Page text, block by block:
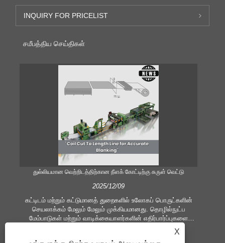
INQUIRY FOR PRICELIST
சமீபத்திய செய்திகள்
துல்லியமான வெற்றிடத்திற்கான நீளக் கோட்டிற்கு சுருள் வெட்டு
2025/12/09
கட்டிடம் மற்றும் கட்டுமானத் துறைகளில் உலோகப் பொருட்களின்
செயலாக்கம் மேலும் மேலும் முக்கியமானது. தொழில்நுட்ப
மேம்பாடுகள் மற்றும் வாடிக்கையாளர்களின் எதிர்பார்ப்புகளை
மாற்றுவது நிறுவனங்களை அதிக உற்பத்தி அளவுகோல்கள் மற்றும்
தரமான கோரிக்கைகளை சந்திக்க கட்டாயப்படுத்துகிறது. சமகால
X